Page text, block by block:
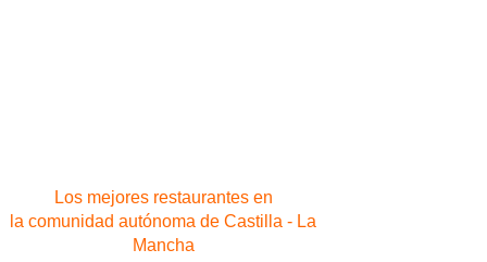
Los mejores restaurantes en
la comunidad autónoma de Castilla - La
Mancha